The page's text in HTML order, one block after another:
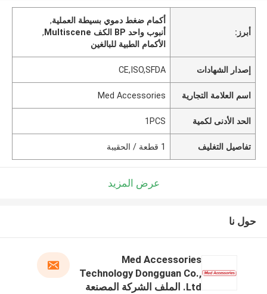
أبرز:
أكمام ضغط دموي بسيطة العملية,
أنبوب واحد BP الكف Multiscene
,
الأكمام الطبية للبالغين
إصدار الشهادات CE,ISO,SFDA
اسم العلامة التجارية Med Accessories
الحد الأدنى لكمية 1PCS
تفاصيل التغليف 1 قطعة / الحقيبة
عرض المزيد
حول نا
Med Accessories
Technology Dongguan Co.,
Ltd. الملف الشركة المصنعة